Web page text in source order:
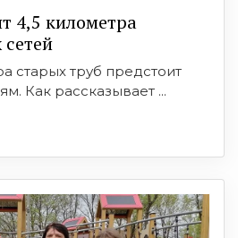
4,5 километра
старых труб предстоит
Как рассказывает ...